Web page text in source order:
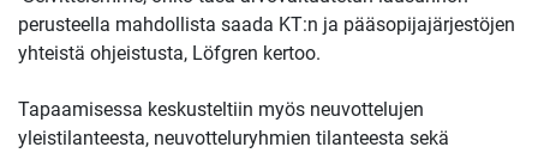
perusteella mahdollista saada KT:n ja pääsopijajärjestöjen
yhteistä ohjeistusta, Löfgren kertoo.
Tapaamisessa keskusteltiin myös neuvottelujen
yleistilanteesta, neuvotteluryhmien tilanteesta sekä